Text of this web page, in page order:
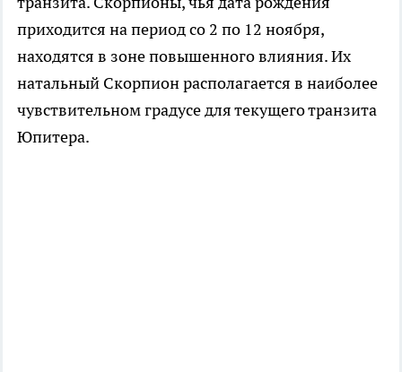
приходится на период со 2 по 12 ноября,
находятся в зоне повышенного влияния. Их
натальный Скорпион располагается в наиболее
чувствительном градусе для текущего транзита
Юпитера.